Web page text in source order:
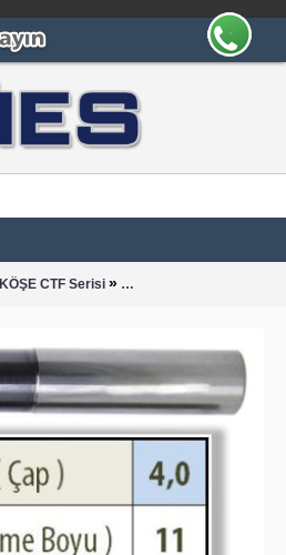
KÖŞE CTF Serisi » KÖŞE PAHLI CTF 0400